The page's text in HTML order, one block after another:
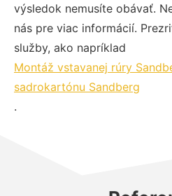
výsledok nemusíte obávať.
nás pre viac informácií.
služby, ako napríklad
Montáž vstavanej rúry
sadrokartónu Sandberg
.